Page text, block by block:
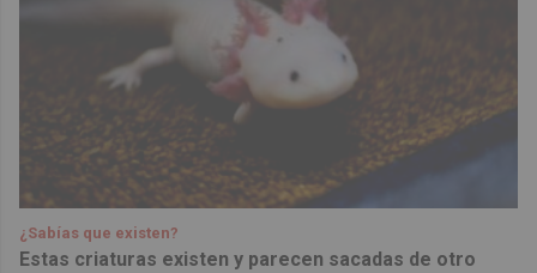
¿Sabías que existen?
Estas criaturas existen y parecen sacadas de otro